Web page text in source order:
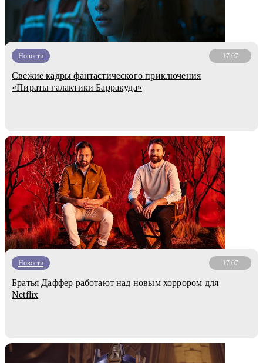
Новости 17.07
Свежие кадры фантастического приключения
«Пираты галактики Барракуда»
Новости 17.07
Братья Даффер работают над новым хоррором для
Netflix